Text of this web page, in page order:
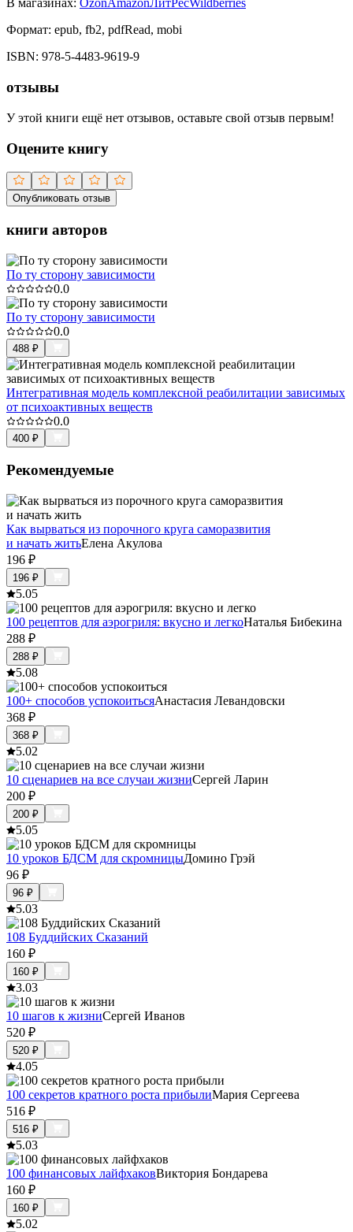
В магазинах: OzonAmazonЛитРесWildberries
Формат: epub, fb2, pdfRead, mobi
ISBN: 978-5-4483-9619-9
отзывы
У этой книги ещё нет отзывов, оставьте свой отзыв первым!
Оцените книгу
Опубликовать отзыв
книги авторов
По ту сторону зависимости
0.0
По ту сторону зависимости
0.0
488 ₽
Интегративная модель комплексной реабилитации зависимых
от психоактивных веществ
0.0
400 ₽
Рекомендуемые
Как вырваться из порочного круга саморазвития
и начать житьЕлена Акулова
196 ₽
196 ₽
5.05
100 рецептов для аэрогриля: вкусно и легкоНаталья Бибекина
288 ₽
288 ₽
5.08
100+ способов успокоитьсяАнастасия Левандовски
368 ₽
368 ₽
5.02
10 сценариев на все случаи жизниСергей Ларин
200 ₽
200 ₽
5.05
10 уроков БДСМ для скромницыДомино Грэй
96 ₽
96 ₽
5.03
108 Буддийских Сказаний
160 ₽
160 ₽
3.03
10 шагов к жизниСергей Иванов
520 ₽
520 ₽
4.05
100 секретов кратного роста прибылиМария Сергеева
516 ₽
516 ₽
5.03
100 финансовых лайфхаковВиктория Бондарева
160 ₽
160 ₽
5.02